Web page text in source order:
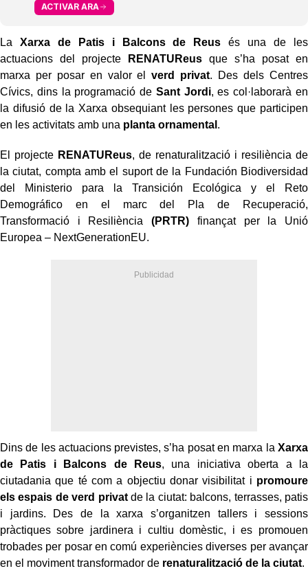
ACTIVAR ARA
La Xarxa de Patis i Balcons de Reus és una de les
actuacions del projecte
RENATUReusque s’ha posat en
marxa per posar en valor elverd privat. Des dels Centres
Cívics, dins la programació de Sant Jordi, es col·laborarà en
la difusió de la Xarxa obsequiant les persones que participen
en les activitats amb una planta ornamental .
El projecte RENATUReus, de renaturalització i resiliència de
la ciutat, compta amb el suport de la Fundación Biodiversidad
del Ministerio para la Transición Ecológica y el Reto
Demográfico en el marc del Pla de Recuperació,
Transformació i Resiliència(PRTR) finançat per la Unió
Europea – NextGenerationEU.
Dins de les actuacions previstes, s’ha posat en marxa la Xarxa
de Patis i Balcons de Reus, una iniciativa oberta a la
ciutadania que té com a objectiu donar visibilitat i promoure
els espais de verd privatde la ciutat: balcons, terrasses, patis
i jardins. Des de la xarxa s’organitzen tallers i sessions
pràctiques sobre jardinera i cultiu domèstic, i es promouen
trobades per posar en comú experiències diverses per avançar
en el moviment transformador de renaturalització de la ciutat.